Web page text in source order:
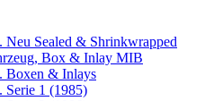
Sealed & Shrinkwrapped
Box & Inlay MIB
Boxen & Inlays
1 (1985)